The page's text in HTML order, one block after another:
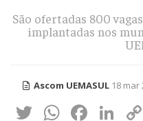
São ofertadas 800
implantadas nos
Ascom UEMASUL 18 mar
Twitter